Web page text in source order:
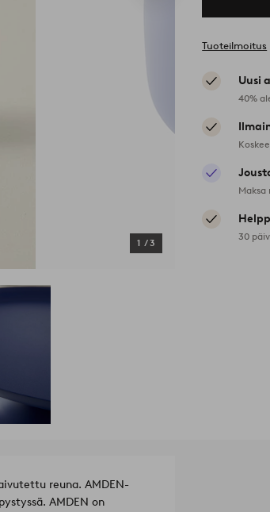
1 /3
Tuoteilmoitus
Uusi
40%
30
reuna. AMDEN-
AMDEN on